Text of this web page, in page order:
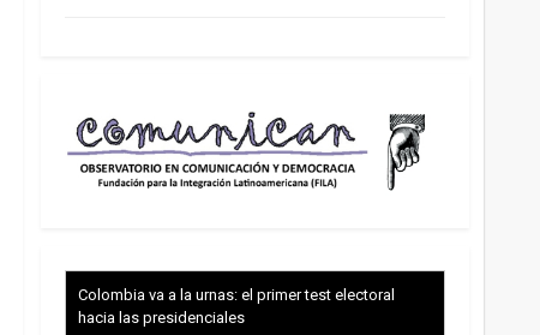
Colombia va a la urnas: el primer test electoral
hacia las presidenciales